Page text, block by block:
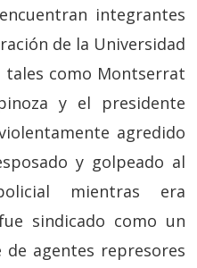
integrantes
de la Universidad
tales como Montserrat
y el presidente
agredido
y golpeado al
mientras era
sindicado como un
agentes represores